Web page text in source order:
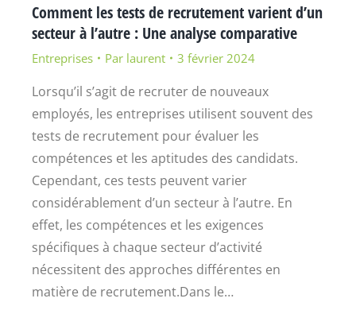
Comment les tests de recrutement varient d’un
secteur à l’autre : Une analyse comparative
Entreprises Par laurent 3 février 2024
Lorsqu’il s’agit de recruter de nouveaux
employés, les entreprises utilisent souvent des
tests de recrutement pour évaluer les
compétences et les aptitudes des candidats.
Cependant, ces tests peuvent varier
considérablement d’un secteur à l’autre. En
effet, les compétences et les exigences
spécifiques à chaque secteur d’activité
nécessitent des approches différentes en
matière de recrutement.Dans le…